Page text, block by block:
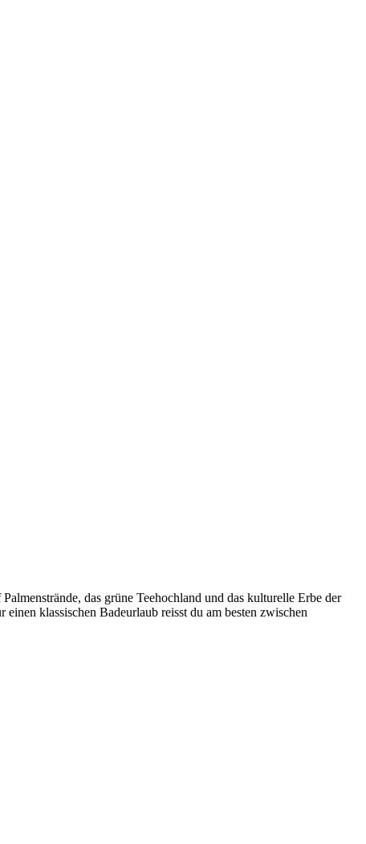
das grüne Teehochland und das kulturelle Erbe der
klassischen Badeurlaub reisst du am besten zwischen